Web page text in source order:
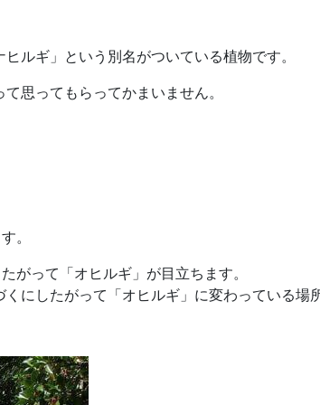
ルギ」という別名がついている植物です。
思ってもらってかまいません。
。
がって「オヒルギ」が目立ちます。
にしたがって「オヒルギ」に変わっている場